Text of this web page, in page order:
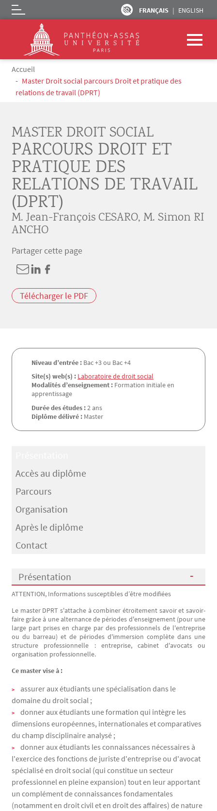
Aller au contenu principal
FRANÇAIS ENGLISH
Logo
Fil d'Ariane
Accueil
Master Droit social parcours Droit et pratique des
relations de travail (DPRT)
MASTER DROIT SOCIAL
PARCOURS DROIT ET
PRATIQUE DES
RELATIONS DE TRAVAIL
(DPRT)
M. Jean-François CESARO, M. Simon RI
ANCHO
Partager cette page
Télécharger le PDF
Niveau d’entrée : Bac +3 ou Bac +4
Site(s) web(s) : Laboratoire de droit social
Modalités d’enseignement : Formation initiale en
apprentissage
Durée des études :2 ans
Diplôme délivré : Master
Accès au diplôme
Parcours
Organisation
Après le diplôme
Contact
Présentation
Présentation
ATTENTION, Informations susceptibles d’être modifiées
Le master DPRT s'attache à combiner étroitement savoir et savoir-
faire grâce à une alternance de périodes d'enseignement (pour une
large part prises en charge par des professionnels de l'entreprise
ou du barreau) et de périodes d'immersion complète dans une
structure professionnelle : entreprise, cabinet d'avocats ou
organisation professionnelle.
Ce master vise à :
assurer aux étudiants une spécialisation dans le
domaine du droit social ;
donner aux étudiants une formation qui intègre les
dimensions européennes, internationales et comparatives
du champ disciplinaire analysé ;
donner aux étudiants les connaissances nécessaires à
l'exercice des fonctions de juriste d'entreprise ou d'avocat
spécialisé en droit social (qui constitue un secteur
professionnel en pleine expansion) tout en leur apportant
un complément de connaissances fondamentales
(notamment en droit civil et en droit des affaires) de nature